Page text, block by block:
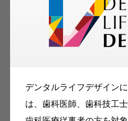
デンタルライフデザイン
は、歯科医師、歯科技工
ご登録いただいた職
科衛生士、歯科技工
容のメールマガジン